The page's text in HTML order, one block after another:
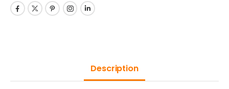
Description